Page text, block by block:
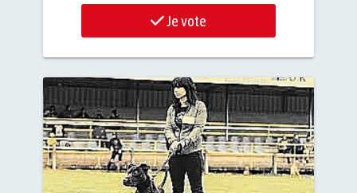
Je vote